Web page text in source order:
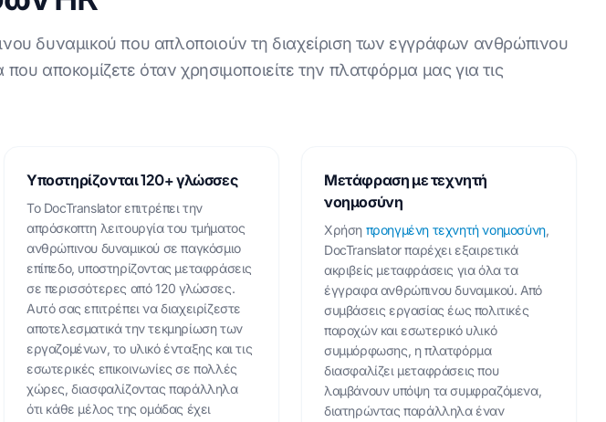
δυναμικού που απλοποιούν τη διαχείριση των εγγράφων ανθρώπινου
αποκομίζετε όταν χρησιμοποιείτε την πλατφόρμα μας για τις
Υποστηρίζονται 120+ γλώσσες
Το DocTranslator επιτρέπει την
απρόσκοπτη λειτουργία του τμήματος
ανθρώπινου δυναμικού σε παγκόσμιο
επίπεδο, υποστηρίζοντας μεταφράσεις
σε περισσότερες από 120 γλώσσες.
Αυτό σας επιτρέπει να διαχειρίζεστε
αποτελεσματικά την τεκμηρίωση των
εργαζομένων, το υλικό ένταξης και τις
εσωτερικές επικοινωνίες σε πολλές
χώρες, διασφαλίζοντας παράλληλα
ότι κάθε μέλος της ομάδας έχει
Μετάφραση με τεχνητή
νοημοσύνη
Χρήση προηγμένη τεχνητή νοημοσύνη,
DocTranslator παρέχει εξαιρετικά
ακριβείς μεταφράσεις για όλα τα
έγγραφα ανθρώπινου δυναμικού. Από
συμβάσεις εργασίας έως πολιτικές
παροχών και εσωτερικό υλικό
συμμόρφωσης, η πλατφόρμα
διασφαλίζει μεταφράσεις που
λαμβάνουν υπόψη τα συμφραζόμενα,
διατηρώντας παράλληλα έναν